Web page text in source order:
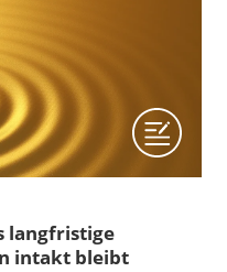
langfristige
intakt bleibt